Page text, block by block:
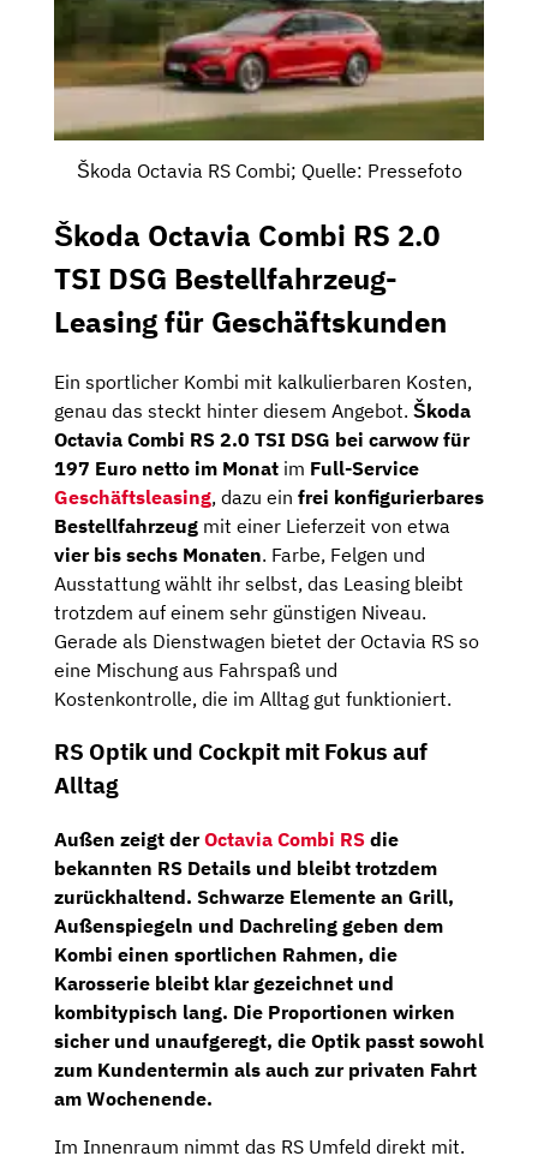
Škoda Octavia RS Combi; Quelle: Pressefoto
Škoda Octavia Combi RS 2.0
TSI DSG Bestellfahrzeug-
Leasing für Geschäftskunden
Ein sportlicher Kombi mit kalkulierbaren Kosten,
genau das steckt hinter diesem Angebot. Škoda
Octavia Combi RS 2.0 TSI DSG bei carwow für
197 Euro netto im Monat im Full-Service
Geschäftsleasing, dazu ein frei konfigurierbares
Bestellfahrzeug mit einer Lieferzeit von etwa
vier bis sechs Monaten. Farbe, Felgen und
Ausstattung wählt ihr selbst, das Leasing bleibt
trotzdem auf einem sehr günstigen Niveau.
Gerade als Dienstwagen bietet der Octavia RS so
eine Mischung aus Fahrspaß und
Kostenkontrolle, die im Alltag gut funktioniert.
RS Optik und Cockpit mit Fokus auf
Alltag
Außen zeigt derOctavia Combi RS die
bekannten RS Details und bleibt trotzdem
zurückhaltend. Schwarze Elemente an Grill,
Außenspiegeln und Dachreling geben dem
Kombi einen sportlichen Rahmen, die
Karosserie bleibt klar gezeichnet und
kombitypisch lang. Die Proportionen wirken
sicher und unaufgeregt, die Optik passt sowohl
zum Kundentermin als auch zur privaten Fahrt
am Wochenende.
Im Innenraum nimmt das RS Umfeld direkt mit.